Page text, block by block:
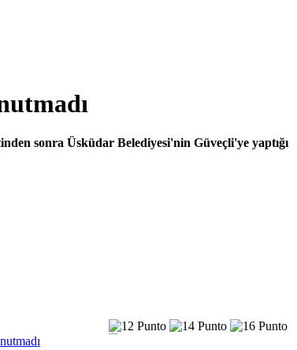
sonra Üsküdar Belediyesi'nin Güveçli'ye yaptığı